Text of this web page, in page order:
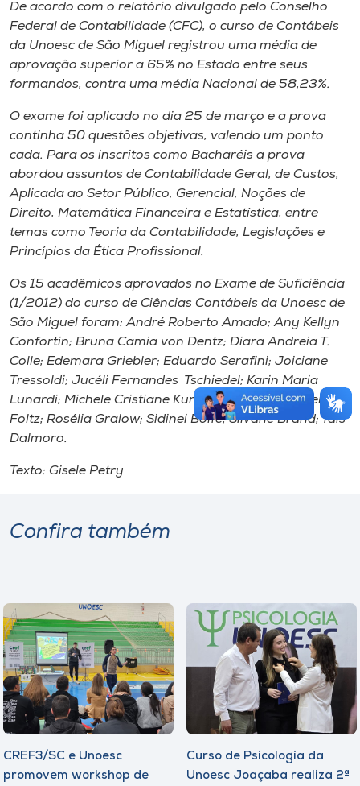
De acordo com o relatório divulgado pelo Conselho
Federal de Contabilidade (CFC), o curso de Contábeis
da Unoesc de São Miguel registrou uma média de
aprovação superior a 65% no Estado entre seus
formandos, contra uma média Nacional de 58,23%.
O exame foi aplicado no dia 25 de março e a prova
continha 50 questões objetivas, valendo um ponto
cada. Para os inscritos como Bacharéis a prova
abordou assuntos de Contabilidade Geral, de Custos,
Aplicada ao Setor Público, Gerencial, Noções de
Direito, Matemática Financeira e Estatística, entre
temas como Teoria da Contabilidade, Legislações e
Princípios da Ética Profissional.
Os 15 acadêmicos aprovados no Exame de Suficiência
(1/2012) do curso de Ciências Contábeis da Unoesc de
São Miguel foram: André Roberto Amado; Any Kellyn
Confortin; Bruna Camia von Dentz; Diara Andreia T.
Colle; Edemara Griebler; Eduardo Serafini; Joiciane
Tressoldi; Jucéli Fernandes Tschiedel; Karin Maria
Lunardi; Michele Cristiane Kunzker; Roberto Daniel
Foltz; Rosélia Gralow; Sidinei Bolfe; Silvane Brand; Tais
Dalmoro.
Texto: Gisele Petry
Confira também
CREF3/SC e Unoesc
promovem workshop de
Curso de Psicologia da
Unoesc Joaçaba realiza 2ª